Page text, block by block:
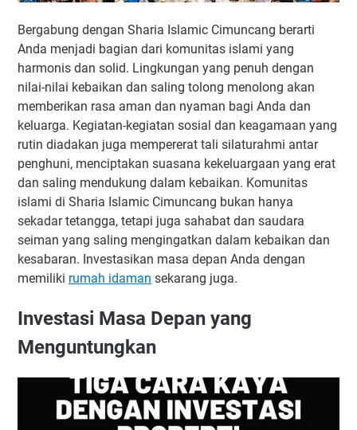
Bergabung dengan Sharia Islamic Cimuncang berarti
Anda menjadi bagian dari komunitas islami yang
harmonis dan solid. Lingkungan yang penuh dengan
nilai-nilai kebaikan dan saling tolong menolong akan
memberikan rasa aman dan nyaman bagi Anda dan
keluarga. Kegiatan-kegiatan sosial dan keagamaan yang
rutin diadakan juga mempererat tali silaturahmi antar
penghuni, menciptakan suasana kekeluargaan yang erat
dan saling mendukung dalam kebaikan. Komunitas
islami di Sharia Islamic Cimuncang bukan hanya
sekadar tetangga, tetapi juga sahabat dan saudara
seiman yang saling mengingatkan dalam kebaikan dan
kesabaran. Investasikan masa depan Anda dengan
memiliki rumah idaman sekarang juga.
Investasi Masa Depan yang
Menguntungkan